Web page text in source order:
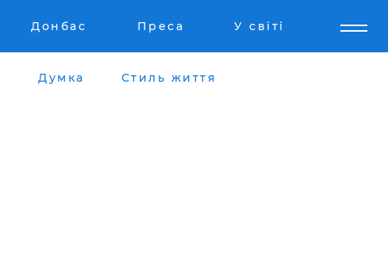
Донбас Преса У світі
Думка Стиль життя